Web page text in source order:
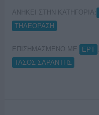
ΑΝΗΚΕΙ ΣΤΗΝ ΚΑΤΗΓΟΡΙΑ:
ΤΗΛΕΟΡΑΣΗ
ΕΠΙΣΗΜΑΣΜΕΝΟ ΜΕ: ΕΡΤ
ΤΑΣΟΣ ΣΑΡΑΝΤΗΣ